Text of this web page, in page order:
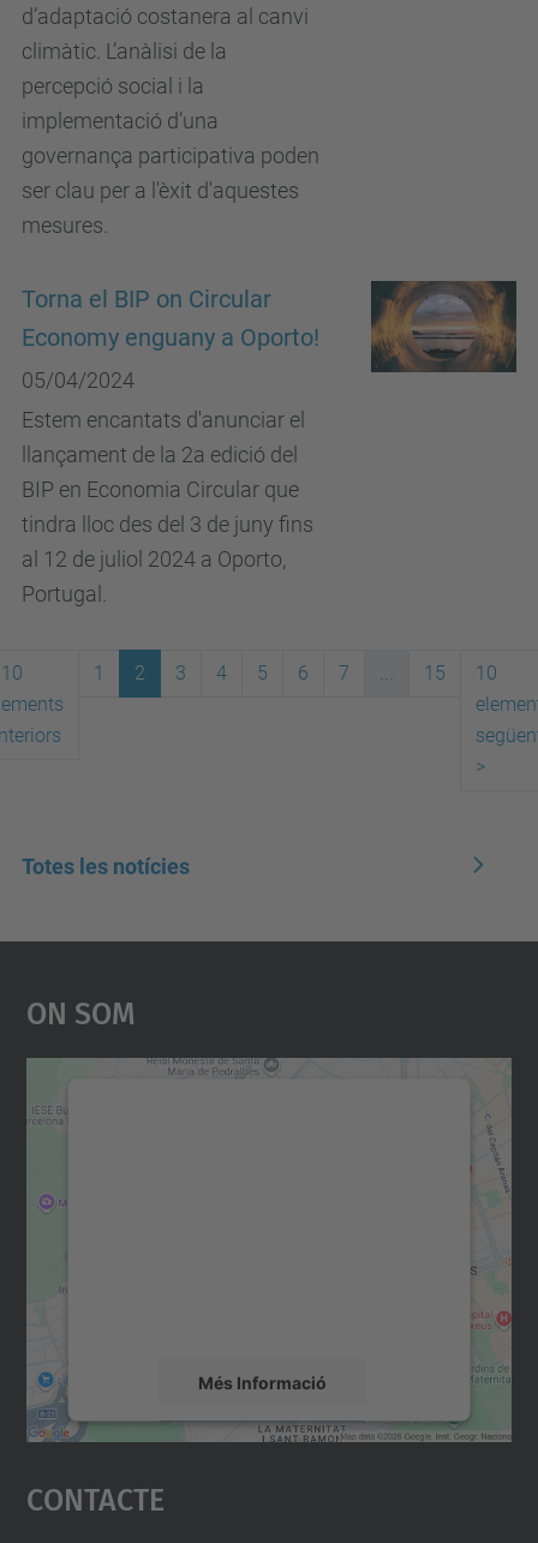
d’adaptació costanera al canvi
climàtic. L’anàlisi de la
percepció social i la
implementació d’una
governança participativa poden
ser clau per a l'èxit d'aquestes
mesures.
Torna el BIP on Circular
Economy enguany a Oporto!
05/04/2024
Estem encantats d'anunciar el
llançament de la 2a edició del
BIP en Economia Circular que
tindra lloc des del 3 de juny fins
al 12 de juliol 2024 a Oporto,
Portugal.
10
1 2 3 4 5 6 7 ... 15
10
>
Totes les notícies
On Som
Més Informació
Accepta
powered by
Contacte